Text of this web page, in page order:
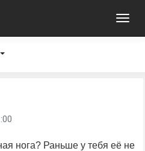
нога? Раньше у тебя её не